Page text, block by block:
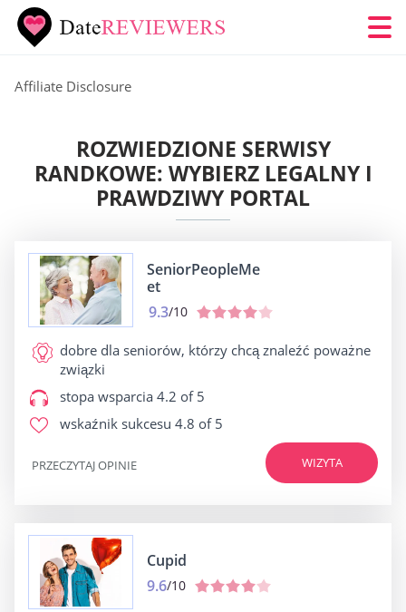
Affiliate Disclosure
ROZWIEDZIONE SERWISY
RANDKOWE: WYBIERZ LEGALNY I
PRAWDZIWY PORTAL
SeniorPeopleMe
et
9.3/10
dobre dla seniorów, którzy chcą znaleźć poważne
związki
stopa wsparcia 4.2 of 5
wskaźnik sukcesu 4.8 of 5
WIZYTA
PRZECZYTAJ OPINIE
Cupid
9.6/10